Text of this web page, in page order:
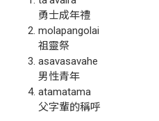
勇士成年禮
molapangolai
祖靈祭
asavasavahe
男性青年
atamatama
父字輩的稱呼